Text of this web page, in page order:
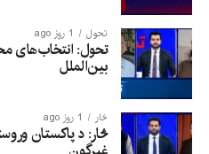
تحول 1 روز ago
تحول: انتخاب‌های
بین‌الملل
څار 1 روز ago
څار: د پاکستان